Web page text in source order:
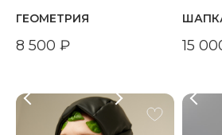
ГЕОМЕТРИЯ
8 500 ₽ 15